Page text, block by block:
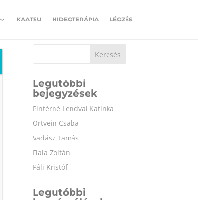
KAATSU HIDEGTERÁPIA LÉGZÉS
Keresés
Legutóbbi
bejegyzések
Pintérné Lendvai Katinka
Ortvein Csaba
Vadász Tamás
Fiala Zoltán
Páli Kristóf
Legutóbbi